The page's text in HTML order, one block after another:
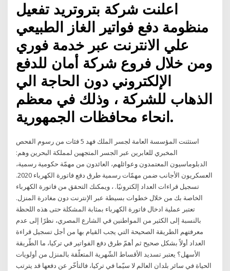
اعلنت شركة بتروتريد تفعيل
منظومة دفع فواتير الغاز الطبيعي
علي الانترنت عبر خدمة فوري
ومن خلال فروع شركة أمان للدفع
الإلكتروني دون الحاجة الي
الذهاب للشركة ، وذلك في معظم
انحاء محافظات الجمهورية.
استثنت المؤسسة العامة لجسر الملك فهد 5 فئات من رسوم الفحص
المخبري للعابرين عبر الجسر المتجهين لمملكة البحرين وهم:
الدبلوماسيون المعتمدون وعوائلهم، العائدون من مهمّة حكومية رسمية،
العسكريون الأجانب ضمن مهمّات رسمية طرق دفع فاتورة الكهرباء 2020.
تسجيل قراءات العداد إلكترونيًا. ، ويمكنك التحقق من فاتورة الكهرباء
الخاصة بك من خلال خطوات بسيطة عبر الإنترنت دون مغادرة المنزل.
تعتبر عملية ادخال فاتورة الكهرباء بمثابة المشكلة حتى هذه اللحظة
بالنسبة إلى الكثير من المواطنين في الشارع المصري، نظرًا إلى عدم
معرفتهم الطريقة الصحيحة التي يجب القيام بها من أجل تسجيل قراءة
العداد أولاً بشكل صحيح ثم أهمّ طرق دفع الفواتير في تركيا، ما الطّريقة
الأسهل؟ يعتبر تسديد الأقساط الشّهرية المتعلّقة بالمنزل من أولويات
الحياة في سائر بلدان العالم لا سيّما في تركيا، فالتأخّر عن دفعها قد يترتب